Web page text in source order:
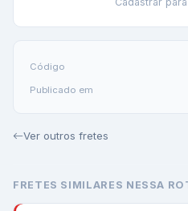
Código
Publicado em
Ver outros fretes
FRETES SIMILARES NESSA